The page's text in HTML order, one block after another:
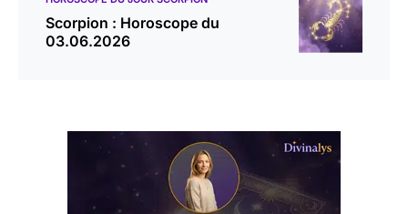
Scorpion : Horoscope du
03.06.2026